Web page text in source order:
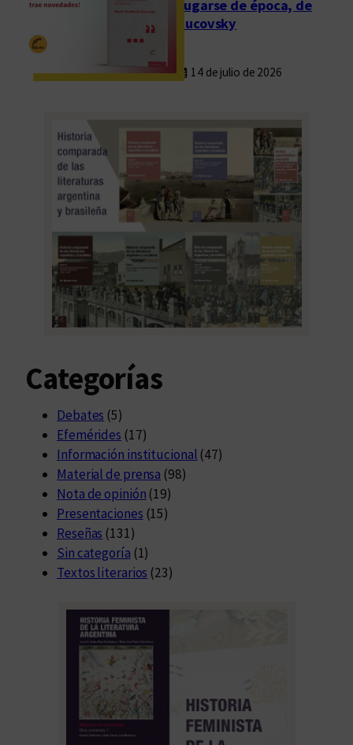
Fugarse de época, de
Rucovsky
14 de julio de 2026
Categorías
Debates (5)
Efemérides (17)
Información institucional (47)
Material de prensa (98)
Nota de opinión (19)
Presentaciones (15)
Reseñas (131)
Sin categoría (1)
Textos literarios (23)